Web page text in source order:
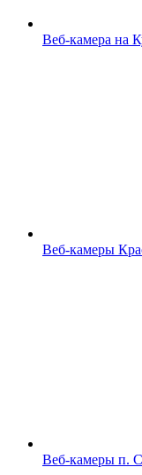
Веб-камера на
Веб-камеры
Веб-камеры п.